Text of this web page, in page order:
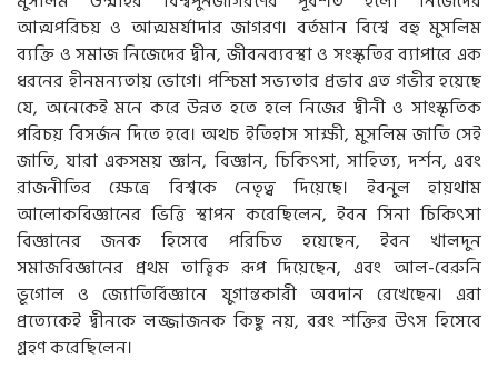
আত্মপরিচয় ও আত্মমর্যাদার জাগরণ। বর্তমান বিশ্বে বহু মুসলিম
ব্যক্তি ও সমাজ নিজেদের দ্বীন, জীবনব্যবস্থা ও সংস্কৃতির ব্যাপারে এক
ধরনের হীনমন্যতায় ভোগে। পশ্চিমা সভ্যতার প্রভাব এত গভীর হয়েছে
যে, অনেকেই মনে করে উন্নত হতে হলে নিজের দ্বীনী ও সাংস্কৃতিক
পরিচয় বিসর্জন দিতে হবে। অথচ ইতিহাস সাক্ষী, মুসলিম জাতি সেই
জাতি, যারা একসময় জ্ঞান, বিজ্ঞান, চিকিৎসা, সাহিত্য, দর্শন, এবং
রাজনীতির ক্ষেত্রে বিশ্বকে নেতৃত্ব দিয়েছে। ইবনুল হায়থাম
আলোকবিজ্ঞানের ভিত্তি স্থাপন করেছিলেন, ইবন সিনা চিকিৎসা
বিজ্ঞানের জনক হিসেবে পরিচিত হয়েছেন, ইবন খালদুন
সমাজবিজ্ঞানের প্রথম তাত্ত্বিক রূপ দিয়েছেন, এবং আল-বেরুনি
ভূগোল ও জ্যোতির্বিজ্ঞানে যুগান্তকারী অবদান রেখেছেন। এরা
প্রত্যেকেই দ্বীনকে লজ্জাজনক কিছু নয়, বরং শক্তির উৎস হিসেবে
গ্রহণ করেছিলেন।